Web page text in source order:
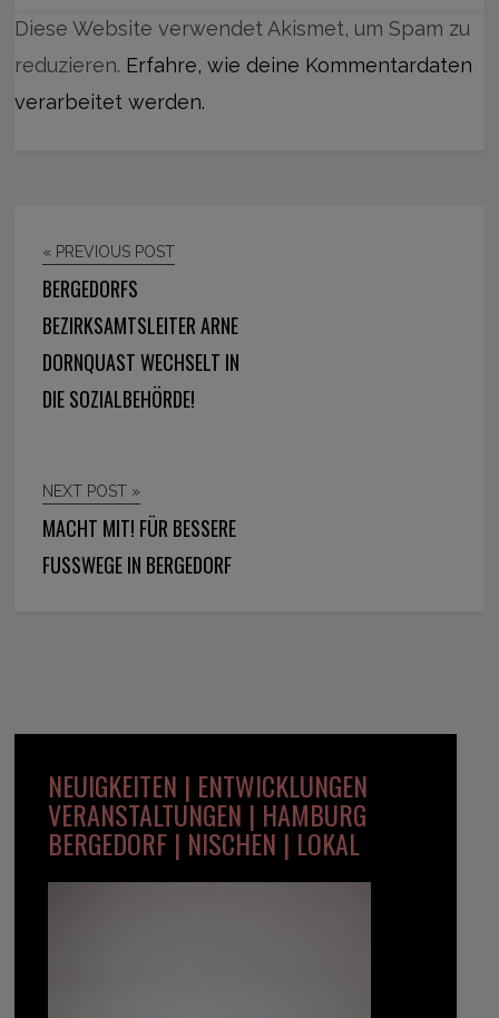
Diese Website verwendet Akismet, um Spam zu
reduzieren. Erfahre, wie deine Kommentardaten
verarbeitet werden.
« PREVIOUS POST
BERGEDORFS
BEZIRKSAMTSLEITER ARNE
DORNQUAST WECHSELT IN
DIE SOZIALBEHÖRDE!
NEXT POST »
MACHT MIT! FÜR BESSERE
FUSSWEGE IN BERGEDORF
NEUIGKEITEN | ENTWICKLUNGEN
VERANSTALTUNGEN | HAMBURG
BERGEDORF | NISCHEN | LOKAL